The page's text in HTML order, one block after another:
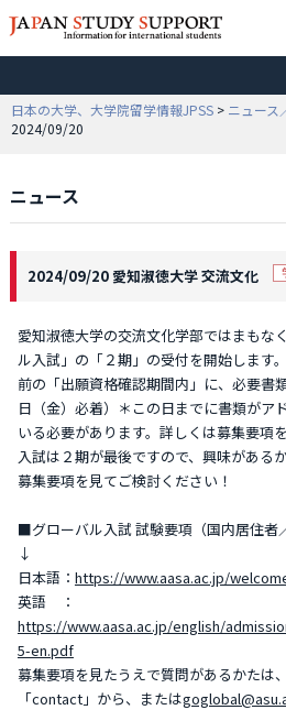
日本の大学、大学院留学情報JPSS > ニュース
2024/09/20
ニュース
2024/09/20 愛知淑徳大学 交流文化
愛知淑徳大学の交流文化学部ではまもな
ル入試」の「２期」の受付を開始します
前の「出願資格確認期間内」に、必要書
日（金）必着）＊この日までに書類がア
いる必要があります。詳しくは募集要項
入試は２期が最後ですので、興味がある
募集要項を見てご検討ください！
■グローバル入試 試験要項（国内居住者
↓
日本語： https://www.aasa.ac.jp/
英語 ：
https://www.aasa.ac.jp/english/
5-en.pdf
募集要項を見たうえで質問があるかたは
「contact」から、または